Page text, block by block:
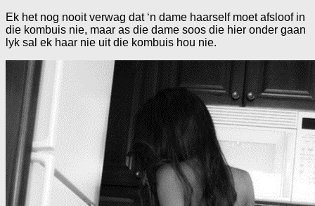
Ek het nog nooit verwag dat ‘n dame haarself moet afsloof in
die kombuis nie, maar as die dame soos die hier onder gaan
lyk sal ek haar nie uit die kombuis hou nie.